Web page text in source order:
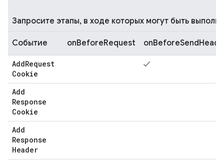
Запросите этапы, в ходе которых могут быть
Событие onBeforeRequest
AddRequest
Cookie
✓
Add
Response
Cookie
Add
Response
Header